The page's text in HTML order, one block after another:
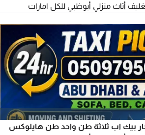
أثاث منزلي أبوظبي للكل امارات
بيك اب ثلاثة طن واحد طن هايلوكس